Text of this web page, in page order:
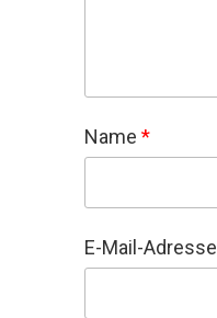
Name *
E-Mail-Adresse